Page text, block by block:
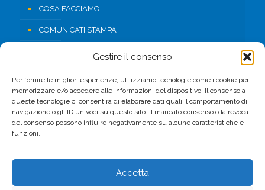
Gestire il consenso
Per fornire le migliori esperienze, utilizziamo tecnologie come i cookie per
memorizzare e/o accedere alle informazioni del dispositivo. Il consenso a
queste tecnologie ci consentirà di elaborare dati quali il comportamento di
navigazione o gli ID univoci su questo sito. Il mancato consenso o la revoca
del consenso possono influire negativamente su alcune caratteristiche e
funzioni.
Accetta
COSA FACCIAMO
COMUNICATI STAMPA
AREA RISERVATA
FACEBOOK